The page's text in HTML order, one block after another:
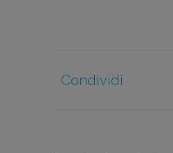
Condividi